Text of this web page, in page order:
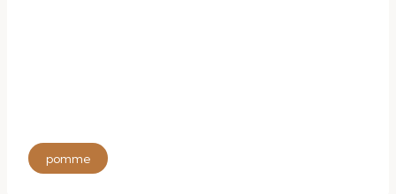
Étiquettes
de
pomme